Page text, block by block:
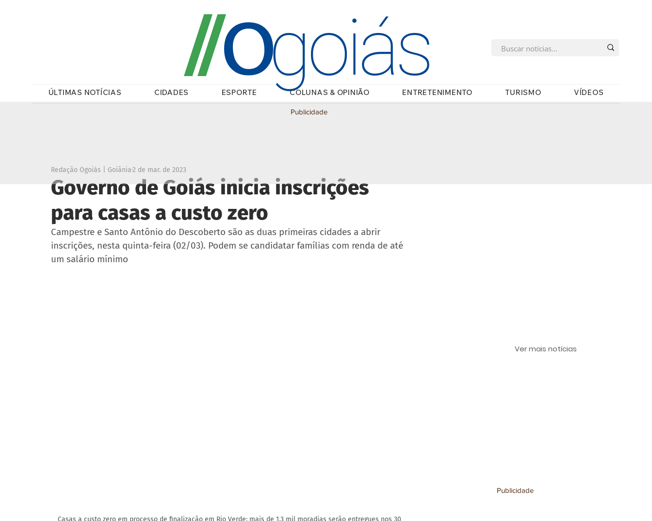
ÚLTIMAS NOTÍCIAS CIDADES ESPORTE COLUNAS & OPINIÃO ENTRETENIMENTO TURISMO VÍDEOS
//Ogoiás
Governo de Goiás inicia inscrições
para casas a custo zero
Redação Ogoiás | Goiânia2 de mar. de 2023
Campestre e Santo Antônio do Descoberto são as duas primeiras cidades a abrir
inscrições, nesta quinta-feira (02/03). Podem se candidatar famílias com renda de até
um salário mínimo
Casas a custo zero em processo de finalização em Rio Verde: mais de 1,3 mil moradias serão entregues nos 30
Publicidade
Publicidade
Ver mais notícias